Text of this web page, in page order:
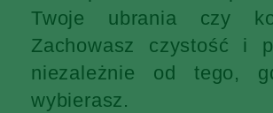
Twoje ubrania czy
Zachowasz czystość i
niezależnie od tego,
wybierasz.